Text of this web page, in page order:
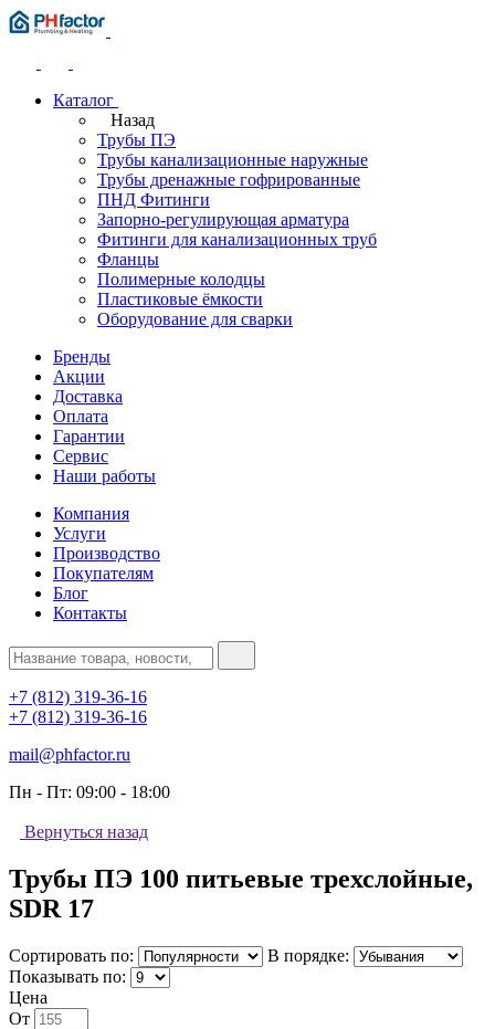
Каталог
Назад
Трубы ПЭ
Трубы канализационные наружные
Трубы дренажные гофрированные
ПНД Фитинги
Запорно-регулирующая арматура
Фитинги для канализационных труб
Фланцы
Полимерные колодцы
Пластиковые ёмкости
Оборудование для сварки
Бренды
Акции
Доставка
Оплата
Гарантии
Сервис
Наши работы
Компания
Услуги
Производство
Покупателям
Блог
Контакты
+7 (812) 319-36-16
+7 (812) 319-36-16
mail@phfactor.ru
Пн - Пт: 09:00 - 18:00
Вернуться назад
Трубы ПЭ 100 питьевые трехслойные,
SDR 17
Сортировать по:
В порядке:
Показывать по:
Цена
От